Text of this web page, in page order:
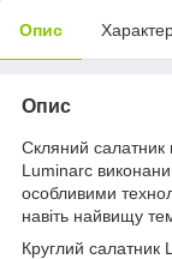
Опис
Опис
Скляний салатник
Luminarc
особливими
навіть найвищу
Круглий салатник